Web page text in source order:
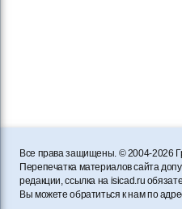
Все права защищены. © 2004-2026
Перепечатка материалов сайта
редакции, ссылка на isicad.ru
Вы можете обратиться к нам по